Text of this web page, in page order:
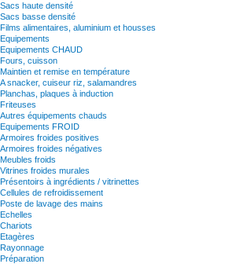
Sacs haute densité
Sacs basse densité
Films alimentaires, aluminium et housses
Equipements
Equipements CHAUD
Fours, cuisson
Maintien et remise en température
A snacker, cuiseur riz, salamandres
Planchas, plaques à induction
Friteuses
Autres équipements chauds
Equipements FROID
Armoires froides positives
Armoires froides négatives
Meubles froids
Vitrines froides murales
Présentoirs à ingrédients / vitrinettes
Cellules de refroidissement
Poste de lavage des mains
Echelles
Chariots
Etagères
Rayonnage
Préparation